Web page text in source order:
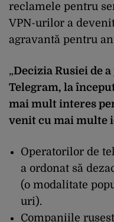
reclamele pentru
VPN-urilor a
agravantă pentru
„Decizia Rusiei de
Telegram, la
mai mult interes
venit cu mai multe
Operatorilor de
a ordonat să
(o modalitate
uri).
Companiile